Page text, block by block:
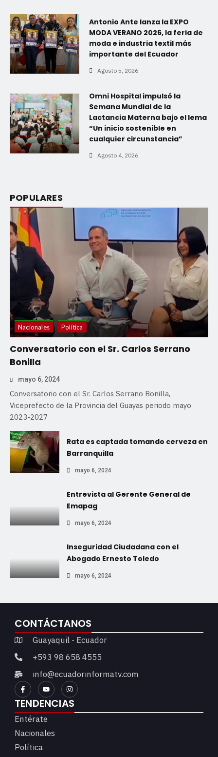
Antonio Ante lanza la EXPO
MODA VERANO 2026, la feria de
moda e industria textil más
importante del Ecuador
Agosto 5, 2026
Omni Hospital impulsó la
Semana Mundial de la
Lactancia Materna bajo el lema
“Un inicio sostenible en
cualquier circunstancia”
Agosto 4, 2026
POPULARES
Nacionales Política
Conversatorio con el Sr. Carlos Serrano
Bonilla
mayo 6, 2024
Conversatorio con el Sr. Carlos Serrano Bonilla,
Viceprefecto de la Provincia del Guayas periodo mayo
2023-2027
Rata es captada tomando cerveza en
Barranquilla
mayo 6, 2024
Entrevista al Gerente General de
Emapag
mayo 6, 2024
Inseguridad Ciudadana con el
Abogado Ernesto Toledo
mayo 6, 2024
CONTÁCTANOS
Guayaquil - Ecuador
+593 98 658 4555
info@ecuadorinformatv.com
TENDENCIAS
Entérate
Nacionales
Política